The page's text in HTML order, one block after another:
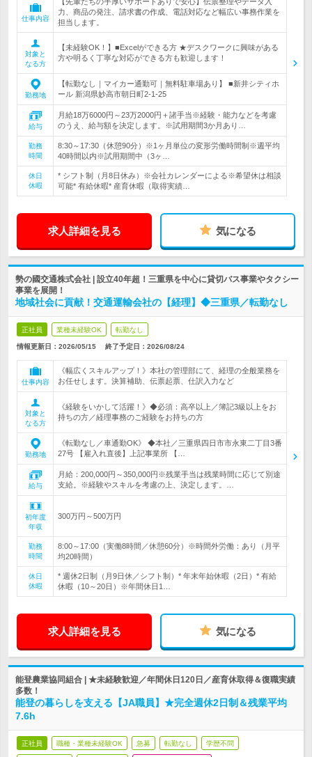
仕事内容
力、商品の発注、請求書の作成、電話対応など幅広い事務作業を
担当します。
対象と
なる方
【未経験OK！】■Excelができる方 ★デスクワークに興味がある
方や明るく丁寧な対応ができる方も歓迎します！
勤務地
【転勤なし｜マイカー通勤可｜無料駐車場あり】 ■新井シティホ
ール 新潟県妙高市朝日町2-1-25
給与
月給18万6000円～23万2000円＋諸手当※経験・能力などを考慮
のうえ、給与額を決定します。※試用期間3か月あり…
勤務
時間
8:30～17:30（休憩90分）※1ヶ月単位の変形労働時間制※週平均
40時間以内※試用期間中（3ヶ…
休日
休暇
* シフト制（月8日休み）※会社カレンダーによる※希望休は相談
可能* 有給休暇* 産育休暇（取得実績…
求人詳細を見る 気になる
勢の國交通株式会社 | 設立40年超！三重県を中心に貸切バス事業やタクシー
事業を展開！
地域社会に貢献！交通運輸会社の【経理】◆三重県／転勤なし
正社員 業種未経験OK 転勤なし
情報更新日：2026/05/15 終了予定日： 2026/08/24
仕事内容
《幅広くスキルアップ！》本社の管理部にて、経理の全般業務を
お任せします。決算補助、伝票起票、仕訳入力など
対象と
なる方
《経験をいかして活躍！》◆必須：高卒以上／簿記3級以上をお
持ちの方／経理事務のご経験をお持ちの方
勤務地
《転勤なし／車通勤OK》 ◆本社／三重県四日市市永東二丁目3番
27号 【雇入れ直後】上記事業所 【…
給与
月給：200,000円～350,000円※残業手当は残業時間に応じて別途
支給。※経験やスキルを考慮の上、決定します。…
初年度
年収
300万円～500万円
勤務
時間
8:00～17:00（実働8時間／休憩60分）※時間外労働：あり（月平
均20時間）
休日
休暇
* 週休2日制（月9日休／シフト制）* 年末年始休暇（2日）* 有給
休暇（10～20日）※年間休日1…
求人詳細を見る 気になる
能登農業協同組合 | ★未経験歓迎／年間休日120日／産育休取得＆復職実績
多数！
能登の暮らしを支える【JA職員】★完全週休2日制＆残業平均
7.6h
正社員 職種・業種未経験OK 急募 転勤なし 学歴不問